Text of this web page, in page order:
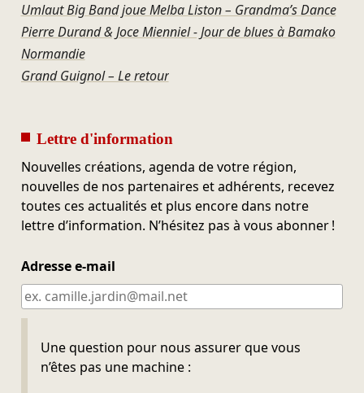
Umlaut Big Band joue Melba Liston – Grandma’s Dance
Pierre Durand & Joce Mienniel - Jour de blues à Bamako
Normandie
Grand Guignol – Le retour
Lettre d'information
Nouvelles créations, agenda de votre région,
nouvelles de nos partenaires et adhérents, recevez
toutes ces actualités et plus encore dans notre
lettre d’information. N’hésitez pas à vous abonner !
Adresse e-mail
Une question pour nous assurer que vous
n’êtes pas une machine :
Ne pas remplir